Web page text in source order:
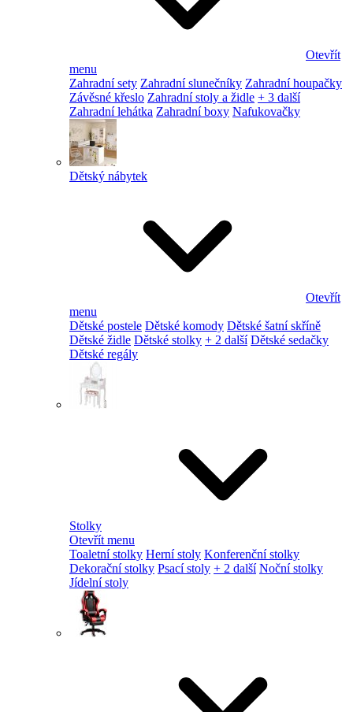
Otevřít
menu
Zahradní sety Zahradní slunečníky Zahradní houpačky
Závěsné křeslo Zahradní stoly a židle + 3 další
Zahradní lehátka Zahradní boxy Nafukovačky
Dětský nábytek
Otevřít
menu
Dětské postele Dětské komody Dětské šatní skříně
Dětské židle Dětské stolky + 2 další Dětské sedačky
Dětské regály
Stolky
Otevřít menu
Toaletní stolky Herní stoly Konferenční stolky
Dekorační stolky Psací stoly + 2 další Noční stolky
Jídelní stoly